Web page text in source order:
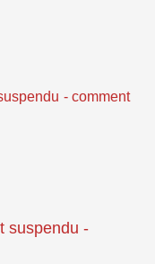
suspendu -